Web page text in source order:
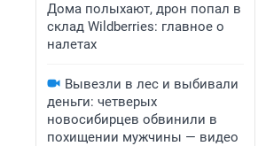
Дома полыхают, дрон попал в
склад Wildberries: главное о
налетах
Вывезли в лес и выбивали
деньги: четверых
новосибирцев обвинили в
похищении мужчины — видео